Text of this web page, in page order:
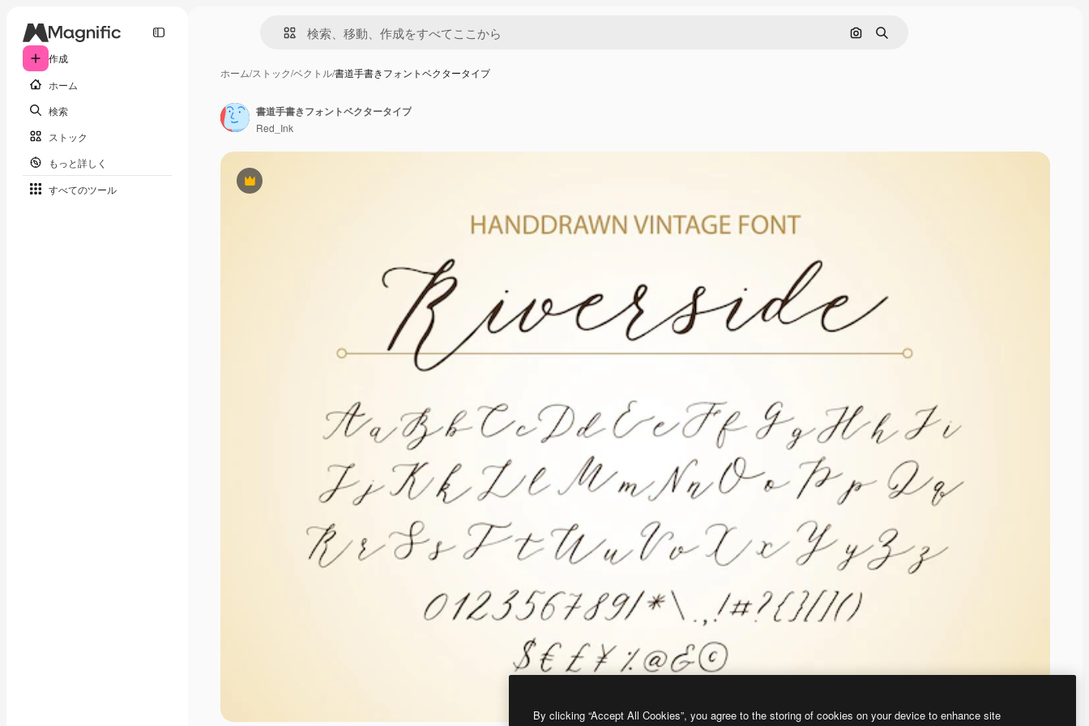
作成
ホーム
検索
ストック
もっと詳しく
すべてのツール
画像で検索
検索
ホーム/ストック/ベクトル/書道手書きフォントベクタータイプ
Premium
書道手書きフォントベクタータイプ
Red_Ink
By clicking “Accept All Cookies”, you agree to the storing of cookies on your device to enhance site